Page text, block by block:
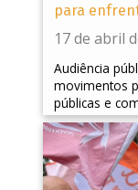
para
17 de abril
Audiência
movimentos
públicas e